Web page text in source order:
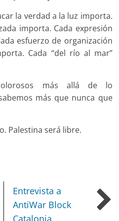
la verdad a la luz importa.
importa. Cada expresión
esfuerzo de organización
Cada “del río al mar”
más allá de lo
más que nunca que
Palestina será libre.
Entrevista a
AntiWar Block
Catalonia